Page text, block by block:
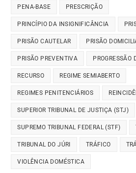
PENA-BASE PRESCRIÇÃO
PRINCÍPIO DA INSIGNIFICÂNCIA
PRISÃO CAUTELAR PRISÃO
PRISÃO PREVENTIVA PROGRESSÃO
RECURSO REGIME SEMIABERTO
REGIMES PENITENCIÁRIOS
SUPERIOR TRIBUNAL DE JUSTIÇA (STJ)
SUPREMO TRIBUNAL FEDERAL (STF)
TRIBUNAL DO JÚRI TRÁFICO
VIOLÊNCIA DOMÉSTICA